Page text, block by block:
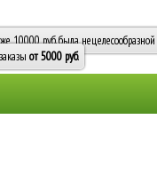
10000 руб. была
от 5000 руб.